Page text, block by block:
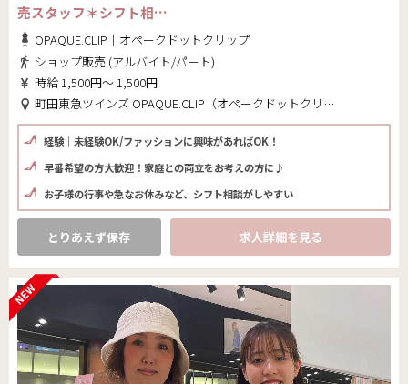
売スタッフ＊シフト相…
OPAQUE.CLIP｜オペークドットクリップ
ショップ販売 (アルバイト/パート)
時給 1,500円～ 1,500円
町田東急ツインズ OPAQUE.CLIP（オペークドットクリップ）(東京都 町田市)
経験｜未経験OK/ファッションに興味があればOK！
早番希望の方大歓迎！家庭との両立をお考えの方に♪
お子様の行事や急なお休みなど、シフト相談がしやすい
とりあえず保存 求人詳細を見る